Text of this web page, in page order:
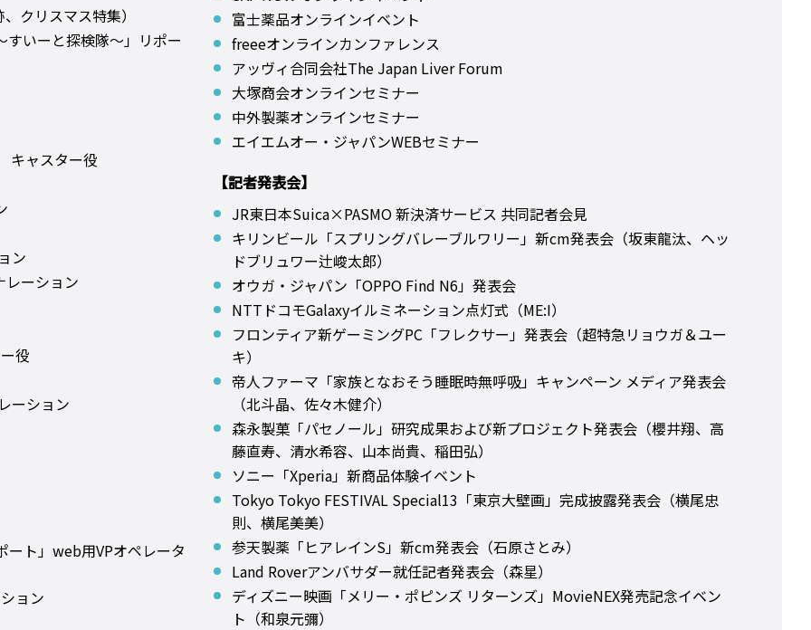
クリスマス特集）
いーと探検隊～」リポー
キャスター役
ン
レーション
役
ーション
ト」web用VPオペレータ
ョン
富士薬品オンラインイベント
freeeオンラインカンファレンス
アッヴィ合同会社The Japan Liver Forum
大塚商会オンラインセミナー
中外製薬オンラインセミナー
エイエムオー・ジャパンWEBセミナー
【記者発表会】
JR東日本Suica×PASMO 新決済サービス 共同記者会見
キリンビール「スプリングバレーブルワリー」新cm発表会（坂東龍汰、ヘッ
ドブリュワー辻峻太郎）
オウガ・ジャパン「OPPO Find N6」発表会
NTTドコモGalaxyイルミネーション点灯式（ME:I）
フロンティア新ゲーミングPC「フレクサー」発表会（超特急リョウガ＆ユー
キ）
帝人ファーマ「家族となおそう睡眠時無呼吸」キャンペーン メディア発表会
（北斗晶、佐々木健介）
森永製菓「パセノール」研究成果および新プロジェクト発表会（櫻井翔、高
藤直寿、清水希容、山本尚貴、稲田弘）
ソニー「Xperia」新商品体験イベント
Tokyo Tokyo FESTIVAL Special13「東京大壁画」完成披露発表会（横尾忠
則、横尾美美）
参天製薬「ヒアレインS」新cm発表会（石原さとみ）
Land Roverアンバサダー就任記者発表会（森星）
ディズニー映画「メリー・ポピンズ リターンズ」MovieNEX発売記念イベン
ト（和泉元彌）